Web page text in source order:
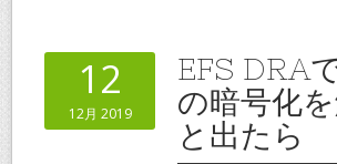
12
12月 2019
EFS DRA
の暗号化
と出たら